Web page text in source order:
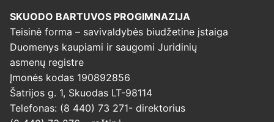
SKUODO BARTUVOS PROGIMNAZIJA
Teisinė forma – savivaldybės biudžetine įstaiga
Duomenys kaupiami ir saugomi Juridinių
asmenų registre
Įmonės kodas 190892856
Šatrijos g. 1, Skuodas LT-98114
Telefonas: (8 440) 73 271- direktorius